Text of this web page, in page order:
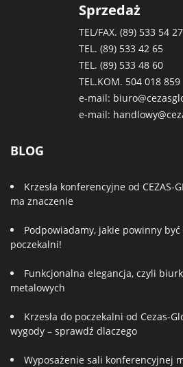
Sprzedaż
TEL/FAX. (89) 533 54 27
TEL. (89) 533 42 65
TEL. (89) 533 48 60
TEL.KOM. 504 018 859
e-mail:
e-mail:
BLOG
Krzesła konferencyjne od CEZAS-
ma znaczenie
Podpowiadamy, jakie powinny być
poczekalni!
Funkcjonalna elegancja, czyli
metalowych
Krzesła do poczekalni od Cezas-
wygody – sprawdź dlaczego
Wyposażenie sali konferencyjnej